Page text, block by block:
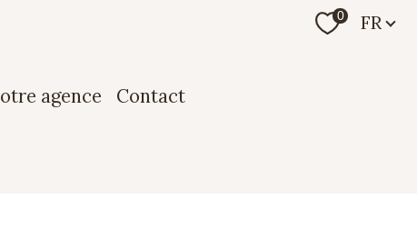
0 Langue
FR
notre agence contact